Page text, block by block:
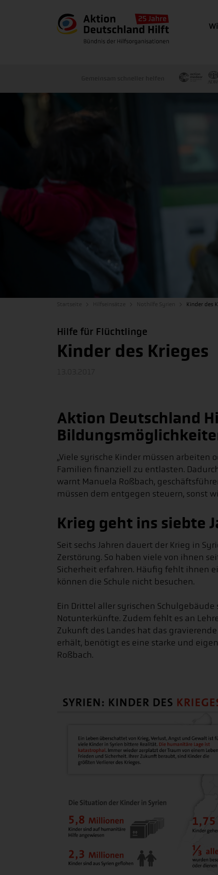
Kinder des
Hilfe für Flüchtlinge
Kinder des Krieges
Aktion Deutschland
„Viele syrische Kinder müssen arbeiten
Familien finanziell zu entlasten.
warnt Manuela Roßbach,
müssen dem entgegen steuern, sonst
Krieg geht ins siebte
Seit sechs Jahren dauert der Krieg in
Zerstörung. So haben viele von ihnen
Sicherheit erfahren. Häufig fehlt ihnen
können die Schule nicht besuchen.
Ein Drittel aller syrischen
Notunterkünfte. Zudem fehlt es an
Zukunft des Landes hat das
erhält, benötigt es eine starke und
Roßbach.